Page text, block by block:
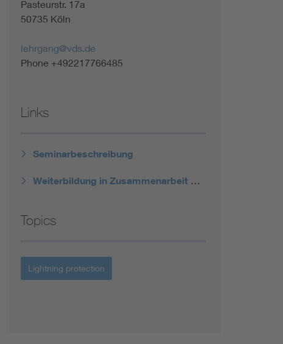
Pasteurstr. 17a
50735 Köln
lehrgang@vds.de
Phone +492217766485
Links
Seminarbeschreibung
Weiterbildung in Zusammenarbeit mit dem VDE ABB
Topics
Lightning protection